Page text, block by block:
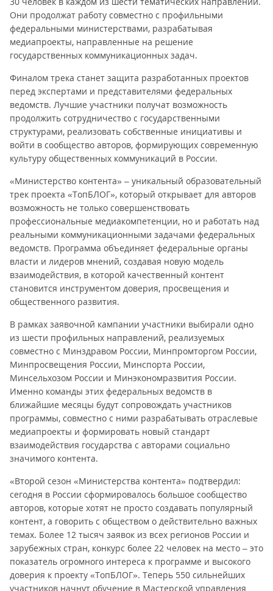
Они продолжат работу совместно с профильными
федеральными министерствами, разрабатывая
медиапроекты, направленные на решение
государственных коммуникационных задач.
Финалом трека станет защита разработанных проектов
перед экспертами и представителями федеральных
ведомств. Лучшие участники получат возможность
продолжить сотрудничество с государственными
структурами, реализовать собственные инициативы и
войти в сообщество авторов, формирующих современную
культуру общественных коммуникаций в России.
«Министерство контента» – уникальный образовательный
трек проекта «ТопБЛОГ», который открывает для авторов
возможность не только совершенствовать
профессиональные медиакомпетенции, но и работать над
реальными коммуникационными задачами федеральных
ведомств. Программа объединяет федеральные органы
власти и лидеров мнений, создавая новую модель
взаимодействия, в которой качественный контент
становится инструментом доверия, просвещения и
общественного развития.
В рамках заявочной кампании участники выбирали одно
из шести профильных направлений, реализуемых
совместно с Минздравом России, Минпромторгом России,
Минпросвещения России, Минспорта России,
Минсельхозом России и Минэкономразвития России.
Именно команды этих федеральных ведомств в
ближайшие месяцы будут сопровождать участников
программы, совместно с ними разрабатывать отраслевые
медиапроекты и формировать новый стандарт
взаимодействия государства с авторами социально
значимого контента.
«Второй сезон «Министерства контента» подтвердил:
сегодня в России сформировалось большое сообщество
авторов, которые хотят не просто создавать популярный
контент, а говорить с обществом о действительно важных
темах. Более 12 тысяч заявок из всех регионов России и
зарубежных стран, конкурс более 22 человек на место – это
показатель огромного интереса к программе и высокого
доверия к проекту «ТопБЛОГ». Теперь 550 сильнейших
участников начнут обучение в Мастерской управления